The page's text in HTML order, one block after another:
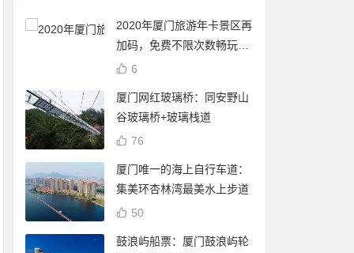
2020年厦门旅游年卡景区再
加码，免费不限次数畅玩24
个景点
6
厦门网红玻璃桥：同安野山
谷玻璃桥+玻璃栈道
76
厦门唯一的海上自行车道：
集美环杏林湾最美水上步道
50
鼓浪屿船票：厦门鼓浪屿轮